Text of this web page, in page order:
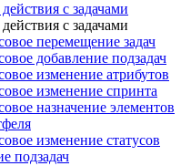
с задачами
с задачами
перемещение задач
добавление подзадач
изменение атрибутов
изменение спринта
назначение элементов
изменение статусов
подзадач